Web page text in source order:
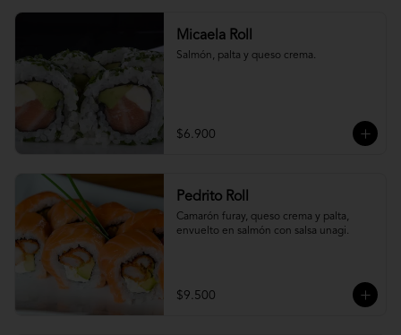
Micaela Roll
Salmón, palta y queso crema.
$6.900
Pedrito Roll
Camarón furay, queso crema y palta,
envuelto en salmón con salsa unagi.
$9.500